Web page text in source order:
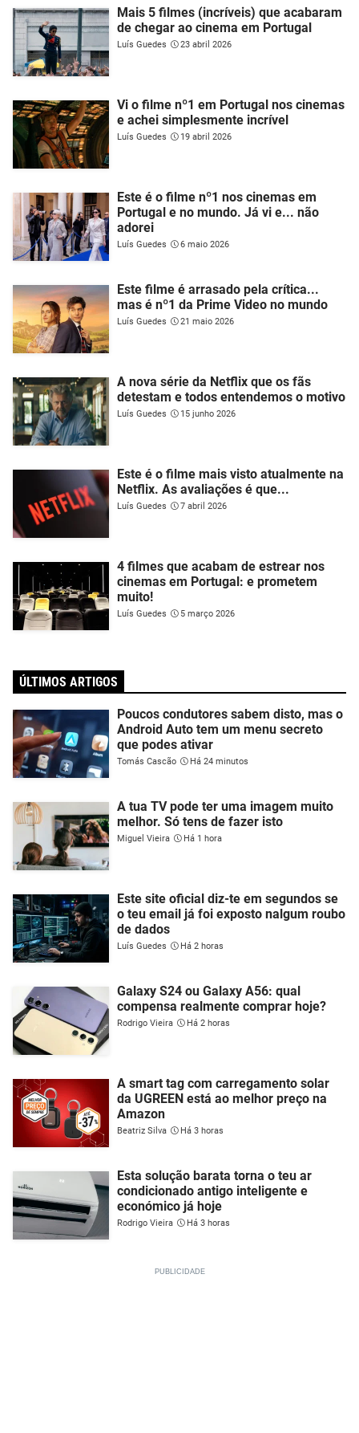
Mais 5 filmes (incríveis) que acabaram
de chegar ao cinema em Portugal
Luís Guedes 23 abril 2026
Vi o filme nº1 em Portugal nos cinemas
e achei simplesmente incrível
Luís Guedes 19 abril 2026
Este é o filme nº1 nos cinemas em
Portugal e no mundo. Já vi e... não
adorei
Luís Guedes 6 maio 2026
Este filme é arrasado pela crítica...
mas é nº1 da Prime Video no mundo
Luís Guedes 21 maio 2026
A nova série da Netflix que os fãs
detestam e todos entendemos o motivo
Luís Guedes 15 junho 2026
Este é o filme mais visto atualmente na
Netflix. As avaliações é que...
Luís Guedes 7 abril 2026
4 filmes que acabam de estrear nos
cinemas em Portugal: e prometem
muito!
Luís Guedes 5 março 2026
ÚLTIMOS ARTIGOS
Poucos condutores sabem disto, mas o
Android Auto tem um menu secreto
que podes ativar
Tomás Cascão Há 24 minutos
A tua TV pode ter uma imagem muito
melhor. Só tens de fazer isto
Miguel Vieira Há 1 hora
Este site oficial diz-te em segundos se
o teu email já foi exposto nalgum roubo
de dados
Luís Guedes Há 2 horas
Galaxy S24 ou Galaxy A56: qual
compensa realmente comprar hoje?
Rodrigo Vieira Há 2 horas
A smart tag com carregamento solar
da UGREEN está ao melhor preço na
Amazon
Beatriz Silva Há 3 horas
Esta solução barata torna o teu ar
condicionado antigo inteligente e
económico já hoje
Rodrigo Vieira Há 3 horas